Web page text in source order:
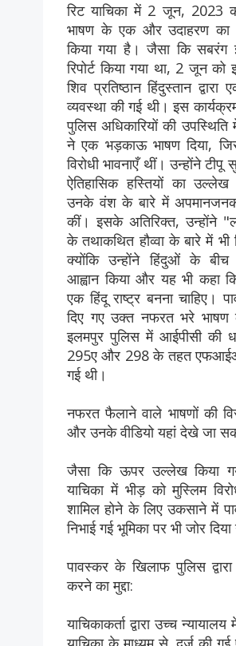
रिट याचिका में 2 जून, 2023
भाषण के एक और उदाहरण का
किया गया है। जैसा कि सबरंग
रिपोर्ट किया गया था, 2 जून को
शिव प्रतिष्ठान हिंदुस्तान
व्यवस्था की गई थी। इस
पुलिस अधिकारियों की उपस्थिति
ने एक भड़काऊ भाषण दिया,
विरोधी भावनाएँ थीं। उन्होंने टीपू
ऐतिहासिक हस्तियों का
उनके वंश के बारे में अपमानजनक
कीं। इसके अतिरिक्त, उन्होंने
के तथाकथित हौव्वा के बारे में भी
क्योंकि उन्होंने हिंदुओं के
आह्वान किया और यह भी कहा
एक हिंदू राष्ट्र बनना चाहिए।
दिए गए उक्त नफरत भरे
इलमपुर पुलिस में आईपीसी की
295ए और 298 के तहत
गई थी।
नफरत फैलाने वाले भाषणों की
और उनके वीडियो यहां देखे जा
जैसा कि ऊपर उल्लेख किया
याचिका में भीड़ को मुस्लिम
शामिल होने के लिए उकसाने में
निभाई गई भूमिका पर भी जोर
पावस्कर के खिलाफ पुलिस द्वारा
करने का मुद्दा:
याचिकाकर्ता द्वारा उच्च न्यायालय